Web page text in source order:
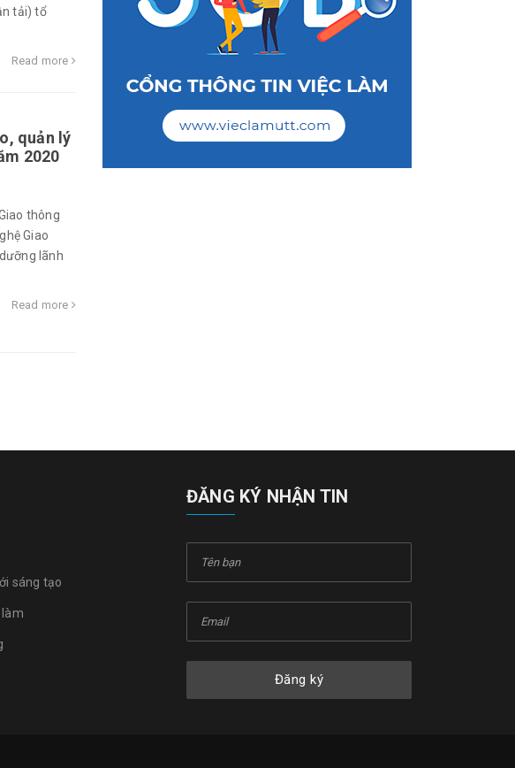
tải) tổ
Read more
quản lý
2020
thông
Giao
lãnh
Read more
sáng tạo
làm
ĐĂNG KÝ NHẬN TIN
Đăng ký